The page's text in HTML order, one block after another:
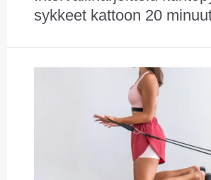
sykkeet kattoon 20